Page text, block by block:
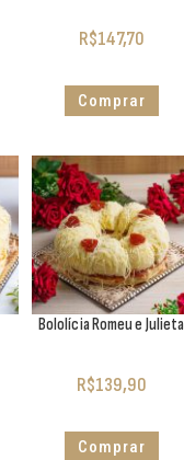
R$147,70
Comprar
Bololícia Romeu e Julieta
R$139,90
Comprar